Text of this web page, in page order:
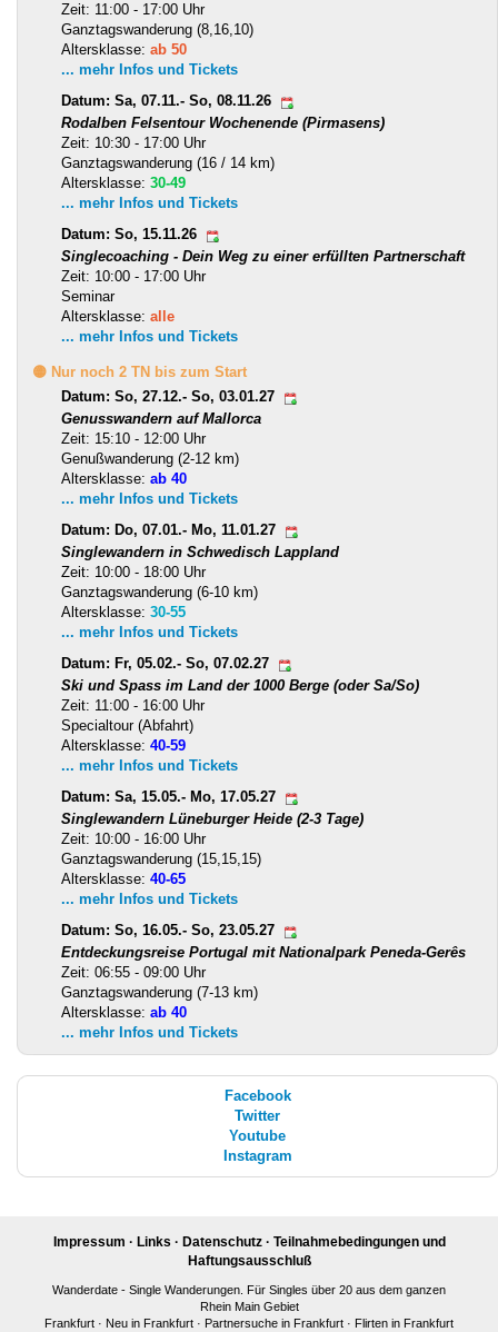
Zeit: 11:00 - 17:00 Uhr
Ganztagswanderung (8,16,10)
Altersklasse: ab 50
... mehr Infos und Tickets
Datum: Sa, 07.11.- So, 08.11.26
Rodalben Felsentour Wochenende (Pirmasens)
Zeit: 10:30 - 17:00 Uhr
Ganztagswanderung (16 / 14 km)
Altersklasse: 30-49
... mehr Infos und Tickets
Datum: So, 15.11.26
Singlecoaching - Dein Weg zu einer erfüllten Partnerschaft
Zeit: 10:00 - 17:00 Uhr
Seminar
Altersklasse: alle
... mehr Infos und Tickets
🟡 Nur noch 2 TN bis zum Start
Datum: So, 27.12.- So, 03.01.27
Genusswandern auf Mallorca
Zeit: 15:10 - 12:00 Uhr
Genußwanderung (2-12 km)
Altersklasse: ab 40
... mehr Infos und Tickets
Datum: Do, 07.01.- Mo, 11.01.27
Singlewandern in Schwedisch Lappland
Zeit: 10:00 - 18:00 Uhr
Ganztagswanderung (6-10 km)
Altersklasse: 30-55
... mehr Infos und Tickets
Datum: Fr, 05.02.- So, 07.02.27
Ski und Spass im Land der 1000 Berge (oder Sa/So)
Zeit: 11:00 - 16:00 Uhr
Specialtour (Abfahrt)
Altersklasse: 40-59
... mehr Infos und Tickets
Datum: Sa, 15.05.- Mo, 17.05.27
Singlewandern Lüneburger Heide (2-3 Tage)
Zeit: 10:00 - 16:00 Uhr
Ganztagswanderung (15,15,15)
Altersklasse: 40-65
... mehr Infos und Tickets
Datum: So, 16.05.- So, 23.05.27
Entdeckungsreise Portugal mit Nationalpark Peneda-Gerês
Zeit: 06:55 - 09:00 Uhr
Ganztagswanderung (7-13 km)
Altersklasse: ab 40
... mehr Infos und Tickets
Facebook
Twitter
Youtube
Instagram
Impressum · Links · Datenschutz· Teilnahmebedingungen und
Haftungsausschluß
Wanderdate - Single Wanderungen. Für Singles über 20 aus dem ganzen
Rhein Main Gebiet
Frankfurt · Neu in Frankfurt · Partnersuche in Frankfurt · Flirten in Frankfurt